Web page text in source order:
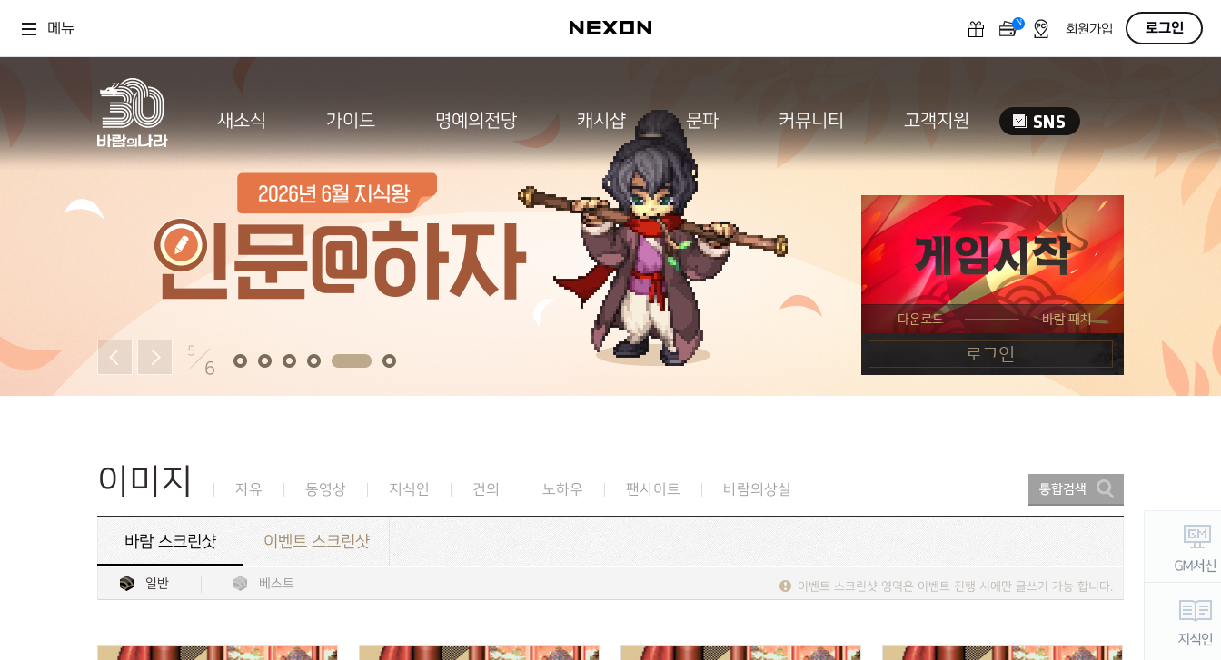
메뉴 N OFF회원가입 로그인
새소식 가이드 명예의전당 캐시샵 문파 커뮤니티 고객지원
5
6
이미지 자유 동영상 지식인 건의 노하우 팬사이트 바람의상실
바람 스크린샷 이벤트 스크린샷
일반 베스트 이벤트 스크린샷 영역은 이벤트 진행 시에만 글쓰기 가능 합니다.